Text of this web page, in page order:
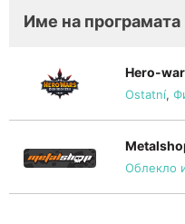
Име на програмата
Hero-
Ostatní,
Облекло